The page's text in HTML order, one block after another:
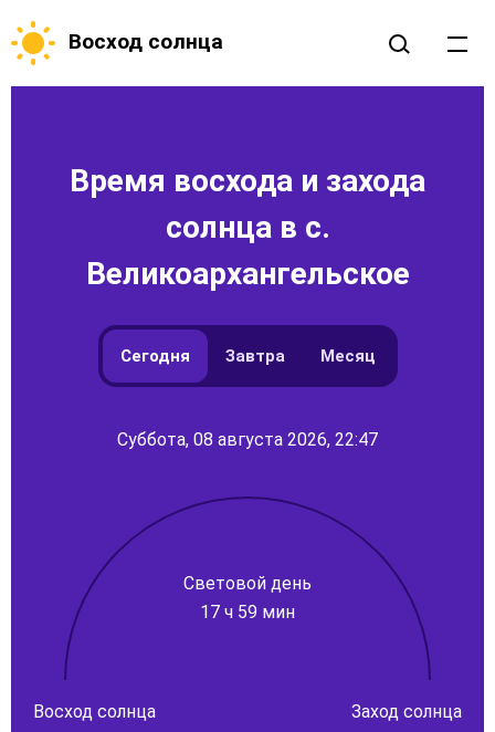
Восход солнца
Время восхода и захода
солнца в с.
Великоархангельское
Сегодня Завтра Месяц
Суббота, 08 августа 2026, 22:47
Световой день
17 ч 59 мин
Восход солнца Заход солнца